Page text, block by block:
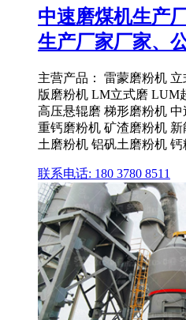
中速磨煤机生产
生产厂家厂家、
主营产品： 雷蒙磨粉机
版磨粉机 LM立式磨 LUM
高压悬辊磨 梯形磨粉机
重钙磨粉机 矿渣磨粉机
土磨粉机 铝矾土磨粉机
联系电话: 180 3780 8511